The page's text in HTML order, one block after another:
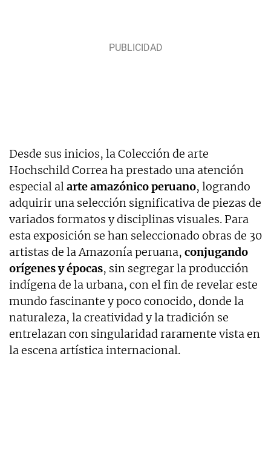
Desde sus inicios, la Colección de arte
Hochschild Correa ha prestado una atención
especial al arte amazónico peruano, logrando
adquirir una selección significativa de piezas de
variados formatos y disciplinas visuales. Para
esta exposición se han seleccionado obras de 30
artistas de la Amazonía peruana, conjugando
orígenes y épocas, sin segregar la producción
indígena de la urbana, con el fin de revelar este
mundo fascinante y poco conocido, donde la
naturaleza, la creatividad y la tradición se
entrelazan con singularidad raramente vista en
la escena artística internacional.